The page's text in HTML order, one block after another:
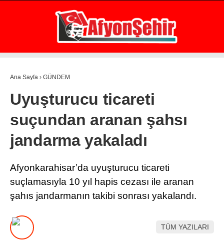
21.4 °
AFYON
GÜNDEM
EKONOMİ
ASAYİŞ
POLİTİKA
SPOR
SAĞLIK
EĞİTİM
İLÇE
Ana Sayfa › GÜNDEM
Uyuşturucu ticareti
suçundan aranan şahsı
jandarma yakaladı
Afyonkarahisar’da uyuşturucu ticareti
suçlamasıyla 10 yıl hapis cezası ile aranan
şahıs jandarmanın takibi sonrası yakalandı.
TÜM YAZILARI